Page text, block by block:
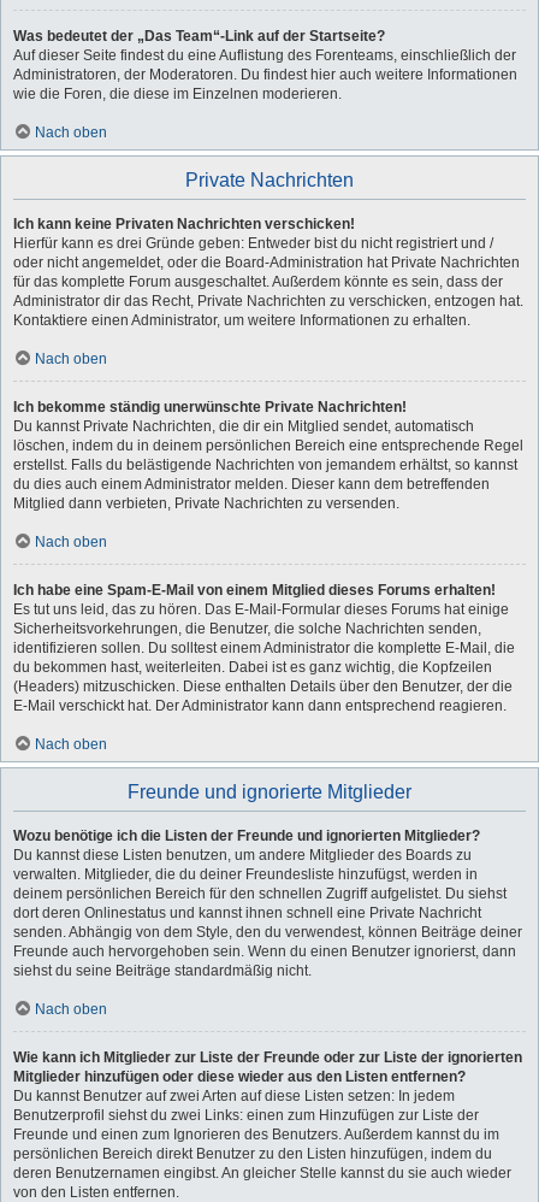
Was bedeutet der „Das Team“-Link auf der Startseite?
Auf dieser Seite findest du eine Auflistung des Forenteams, einschließlich der
Administratoren, der Moderatoren. Du findest hier auch weitere Informationen
wie die Foren, die diese im Einzelnen moderieren.
Nach oben
Private Nachrichten
Ich kann keine Privaten Nachrichten verschicken!
Hierfür kann es drei Gründe geben: Entweder bist du nicht registriert und /
oder nicht angemeldet, oder die Board-Administration hat Private Nachrichten
für das komplette Forum ausgeschaltet. Außerdem könnte es sein, dass der
Administrator dir das Recht, Private Nachrichten zu verschicken, entzogen hat.
Kontaktiere einen Administrator, um weitere Informationen zu erhalten.
Nach oben
Ich bekomme ständig unerwünschte Private Nachrichten!
Du kannst Private Nachrichten, die dir ein Mitglied sendet, automatisch
löschen, indem du in deinem persönlichen Bereich eine entsprechende Regel
erstellst. Falls du belästigende Nachrichten von jemandem erhältst, so kannst
du dies auch einem Administrator melden. Dieser kann dem betreffenden
Mitglied dann verbieten, Private Nachrichten zu versenden.
Nach oben
Ich habe eine Spam-E-Mail von einem Mitglied dieses Forums erhalten!
Es tut uns leid, das zu hören. Das E-Mail-Formular dieses Forums hat einige
Sicherheitsvorkehrungen, die Benutzer, die solche Nachrichten senden,
identifizieren sollen. Du solltest einem Administrator die komplette E-Mail, die
du bekommen hast, weiterleiten. Dabei ist es ganz wichtig, die Kopfzeilen
(Headers) mitzuschicken. Diese enthalten Details über den Benutzer, der die
E-Mail verschickt hat. Der Administrator kann dann entsprechend reagieren.
Nach oben
Freunde und ignorierte Mitglieder
Wozu benötige ich die Listen der Freunde und ignorierten Mitglieder?
Du kannst diese Listen benutzen, um andere Mitglieder des Boards zu
verwalten. Mitglieder, die du deiner Freundesliste hinzufügst, werden in
deinem persönlichen Bereich für den schnellen Zugriff aufgelistet. Du siehst
dort deren Onlinestatus und kannst ihnen schnell eine Private Nachricht
senden. Abhängig von dem Style, den du verwendest, können Beiträge deiner
Freunde auch hervorgehoben sein. Wenn du einen Benutzer ignorierst, dann
siehst du seine Beiträge standardmäßig nicht.
Nach oben
Wie kann ich Mitglieder zur Liste der Freunde oder zur Liste der ignorierten
Mitglieder hinzufügen oder diese wieder aus den Listen entfernen?
Du kannst Benutzer auf zwei Arten auf diese Listen setzen: In jedem
Benutzerprofil siehst du zwei Links: einen zum Hinzufügen zur Liste der
Freunde und einen zum Ignorieren des Benutzers. Außerdem kannst du im
persönlichen Bereich direkt Benutzer zu den Listen hinzufügen, indem du
deren Benutzernamen eingibst. An gleicher Stelle kannst du sie auch wieder
von den Listen entfernen.